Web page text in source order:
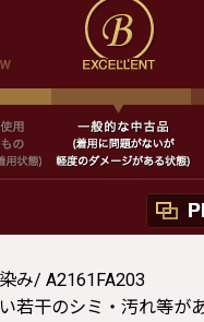
み/ A2161FA203
若干のシミ・汚れ等